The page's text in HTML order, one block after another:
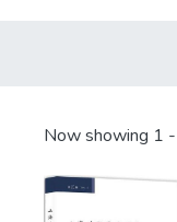
Now showing 1